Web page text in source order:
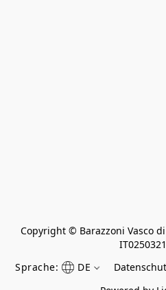
Copyright © Barazzoni Vasco di
Sprache:
DE